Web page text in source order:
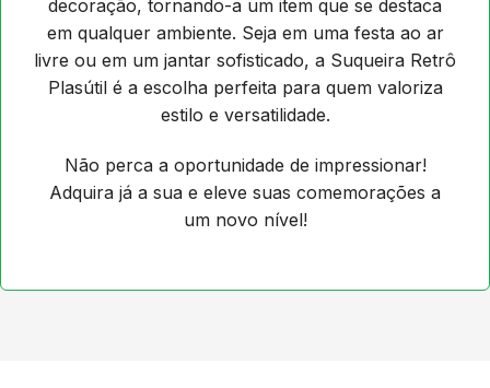
decoração, tornando-a um item que se destaca
em qualquer ambiente. Seja em uma festa ao ar
livre ou em um jantar sofisticado, a Suqueira Retrô
Plasútil é a escolha perfeita para quem valoriza
estilo e versatilidade.
Não perca a oportunidade de impressionar!
Adquira já a sua e eleve suas comemorações a
um novo nível!